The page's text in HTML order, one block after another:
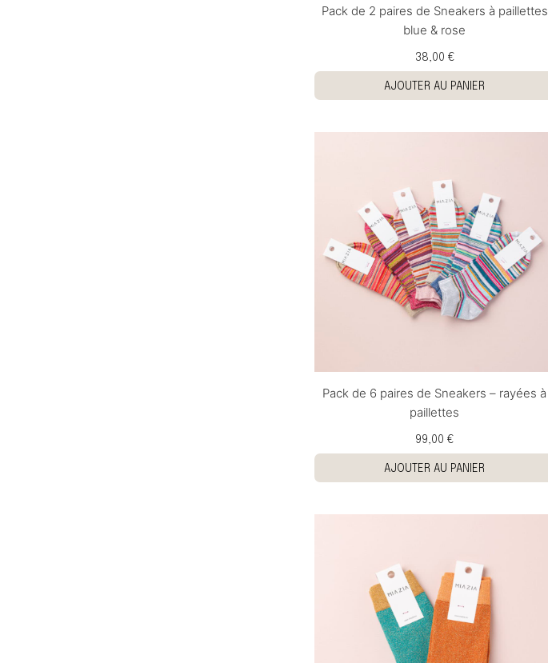
Pack de 2 paires de Sneakers à paillettes
blue & rose
38,00 €
AJOUTER AU PANIER
Pack de 6 paires de Sneakers – rayées à
paillettes
99,00 €
AJOUTER AU PANIER